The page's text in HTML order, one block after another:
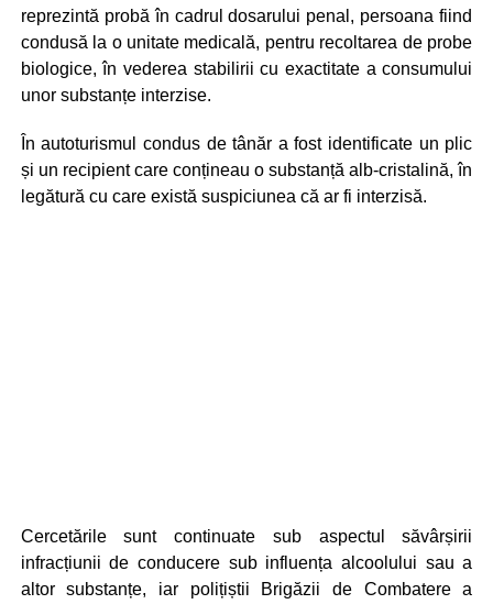
reprezintă probă în cadrul dosarului penal, persoana fiind
condusă la o unitate medicală, pentru recoltarea de probe
biologice, în vederea stabilirii cu exactitate a consumului
unor substanțe interzise.
În autoturismul condus de tânăr a fost identificate un plic
și un recipient care conțineau o substanță alb-cristalină, în
legătură cu care există suspiciunea că ar fi interzisă.
Cercetările sunt continuate sub aspectul săvârșirii
infracțiunii de conducere sub influența alcoolului sau a
altor substanțe, iar polițiștii Brigăzii de Combatere a